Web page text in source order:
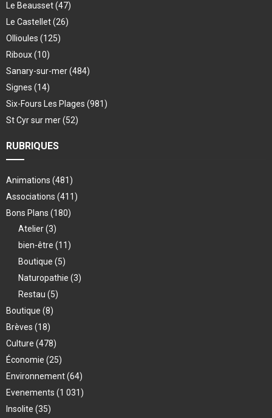
Le Beausset(47)
Le Castellet(26)
Ollioules (125)
Riboux(10)
Sanary-sur-mer(484)
Signes (14)
Six-Fours Les Plages (981)
St Cyr sur mer(52)
RUBRIQUES
Animations (481)
Associations (411)
Bons Plans (180)
Atelier(3)
bien-être (11)
Boutique (5)
Naturopathie (3)
Restau (5)
Boutique (8)
Brèves (18)
Culture (478)
Économie (25)
Environnement(64)
Evenements (1 031)
Insolite (35)